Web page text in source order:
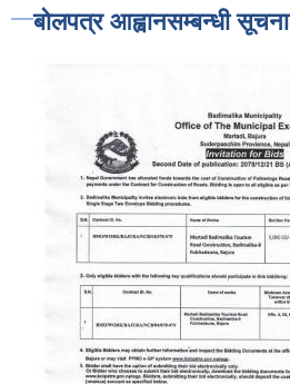
बोलपत्र आह्वानसम्बन्धी सूचना